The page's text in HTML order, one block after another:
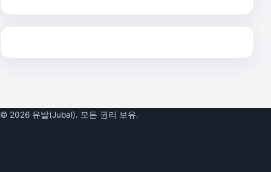
© 2026 유발(Jubal). 모든 권리 보유.